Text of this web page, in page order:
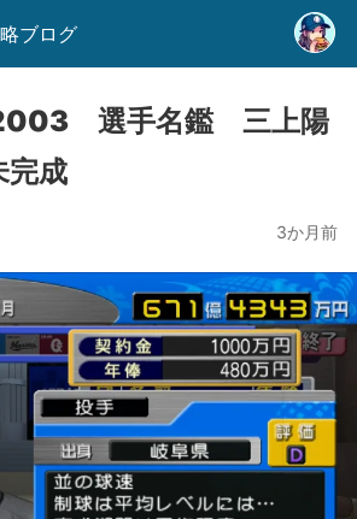
ブログ
選手名鑑 三上陽
成
3か月前